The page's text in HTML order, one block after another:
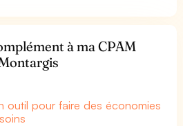
à ma CPAM
outil pour faire des économies